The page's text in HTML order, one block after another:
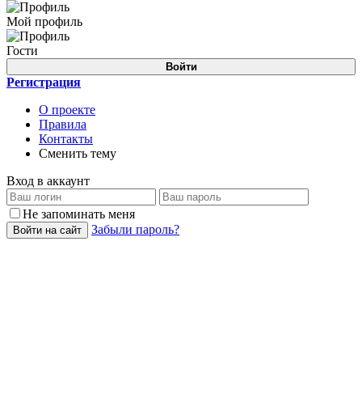
Мой профиль
Гости
Войти
Регистрация
О проекте
Правила
Контакты
Сменить тему
Вход в аккаунт
Не запоминать меня
Войти на сайт Забыли пароль?